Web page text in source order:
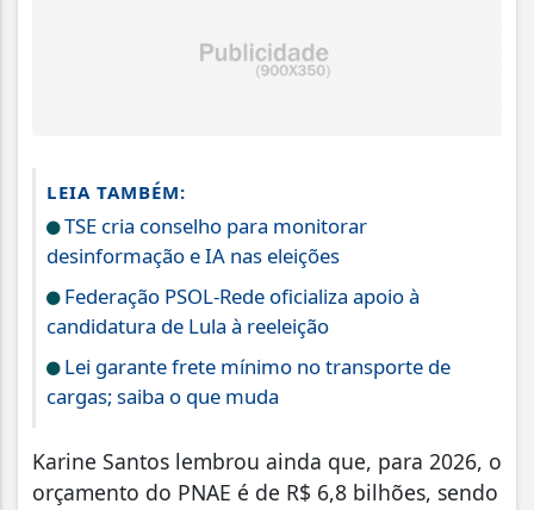
LEIA TAMBÉM:
TSE cria conselho para monitorar
desinformação e IA nas eleições
Federação PSOL-Rede oficializa apoio à
candidatura de Lula à reeleição
Lei garante frete mínimo no transporte de
cargas; saiba o que muda
Karine Santos lembrou ainda que, para 2026, o
orçamento do PNAE é de R$ 6,8 bilhões, sendo